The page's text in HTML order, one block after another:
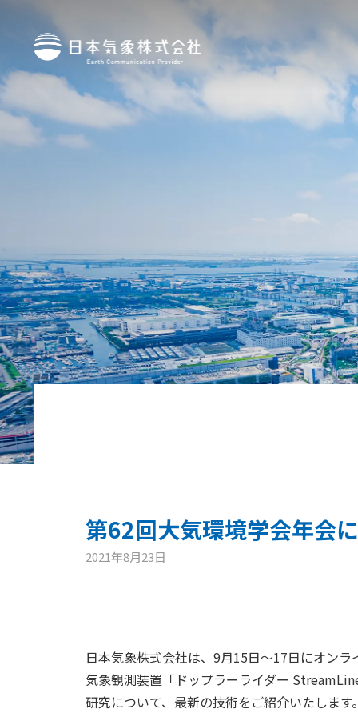
第62回大気環境学会年会
2021年8月23日
日本気象株式会社は、9月15日～17日にオン
気象観測装置「ドップラーライダー
研究について、最新の技術をご紹介いたします